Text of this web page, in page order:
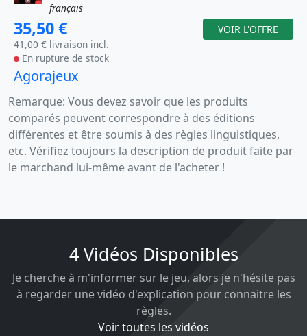
français
35,50 €
41,00 € livraison incl.
En rupture de stock
VOIR L'OFFRE
Agorajeux
Remarque: Vous devez savoir que les produits
comparés peuvent correspondre à des éditions
différentes et être soumis à des règles linguistiques,
etc. Vérifiez toujours la description de produit faite par
le marchand lui-même avant de l'acheter !
4 Vidéos Disponibles
Je cherche à m'informer sur le jeu, alors je n'hésite pas
à regarder une vidéo d'explication pour connaitre les
règles.
Voir toutes les vidéos